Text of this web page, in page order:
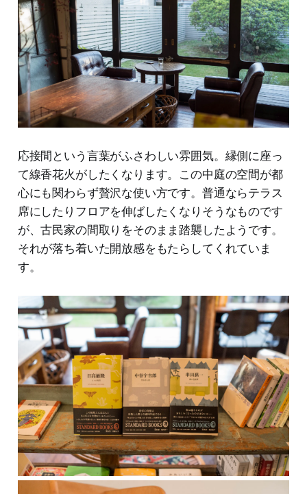
応接間という言葉がふさわしい雰囲気。縁側に座っ
て線香花火がしたくなります。この中庭の空間が都
心にも関わらず贅沢な使い方です。普通ならテラス
席にしたりフロアを伸ばしたくなりそうなものです
が、古民家の間取りをそのまま踏襲したようです。
それが落ち着いた開放感をもたらしてくれていま
す。